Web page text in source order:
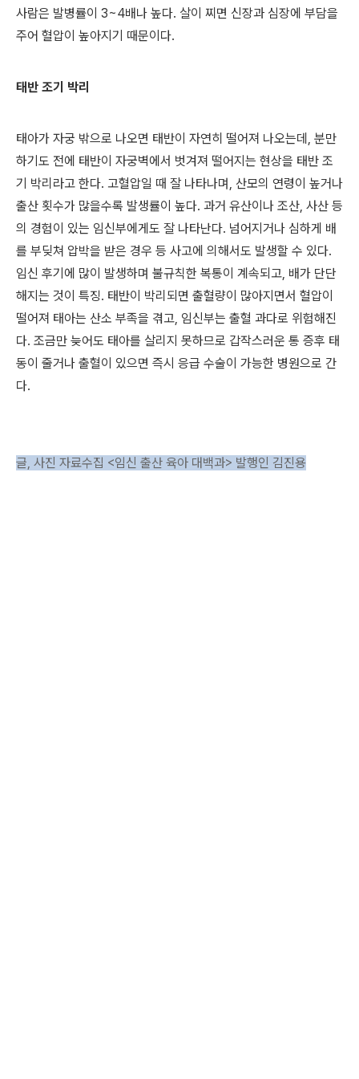
사람은 발병률이 3~4배나 높다. 살이 찌면 신장과 심장에 부담을
주어 혈압이 높아지기 때문이다.
태반 조기 박리
태아가 자궁 밖으로 나오면 태반이 자연히 떨어져 나오는데, 분만
하기도 전에 태반이 자궁벽에서 벗겨져 떨어지는 현상을 태반 조
기 박리라고 한다. 고혈압일 때 잘 나타나며, 산모의 연령이 높거나
출산 횟수가 많을수록 발생률이 높다. 과거 유산이나 조산, 사산 등
의 경험이 있는 임신부에게도 잘 나타난다. 넘어지거나 심하게 배
를 부딪쳐 압박을 받은 경우 등 사고에 의해서도 발생할 수 있다.
임신 후기에 많이 발생하며 불규칙한 복통이 계속되고, 배가 단단
해지는 것이 특징. 태반이 박리되면 출혈량이 많아지면서 혈압이
떨어져 태아는 산소 부족을 겪고, 임신부는 출혈 과다로 위험해진
다. 조금만 늦어도 태아를 살리지 못하므로 갑작스러운 통 증후 태
동이 줄거나 출혈이 있으면 즉시 응급 수술이 가능한 병원으로 간
다.
글, 사진 자료수집 <임신 출산 육아 대백과> 발행인 김진용